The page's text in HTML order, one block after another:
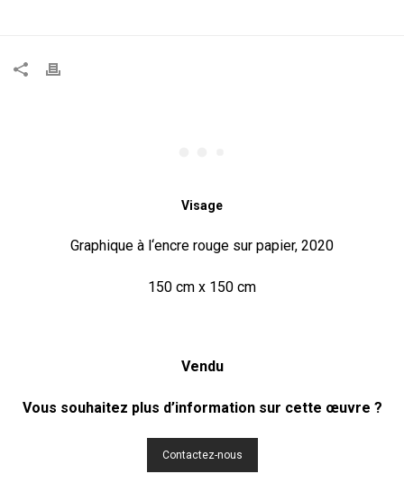
Visage
Graphique à l‘encre rouge sur papier, 2020
150 cm x 150 cm
Vendu
Vous souhaitez plus d’information sur cette œuvre ?
Contactez-nous